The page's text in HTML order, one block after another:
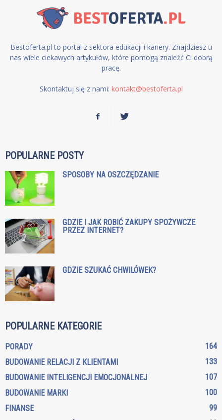
Bestoferta.pl to portal z sektora edukacji i kariery. Znajdziesz u
nas wiele ciekawych artykułów, które pomogą znaleźć Ci dobrą
pracę.
Skontaktuj się z nami: kontakt@bestoferta.pl
POPULARNE POSTY
SPOSOBY NA OSZCZĘDZANIE
GDZIE I JAK ROBIĆ ZAKUPY SPOŻYWCZE
PRZEZ INTERNET?
GDZIE SZUKAĆ CHWILÓWEK?
POPULARNE KATEGORIE
PORADY
164
BUDOWANIE RELACJI Z KLIENTAMI
133
BUDOWANIE INTELIGENCJI EMOCJONALNEJ
107
BUDOWANIE MARKI
100
FINANSE
99